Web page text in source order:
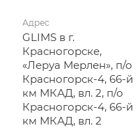
Адрес
GLIMS в г.
Красногорске,
«Леруа Мерлен», п/о
Красногорск-4, 66-й
км МКАД, вл. 2, п/о
Красногорск-4, 66-й
км МКАД, вл. 2